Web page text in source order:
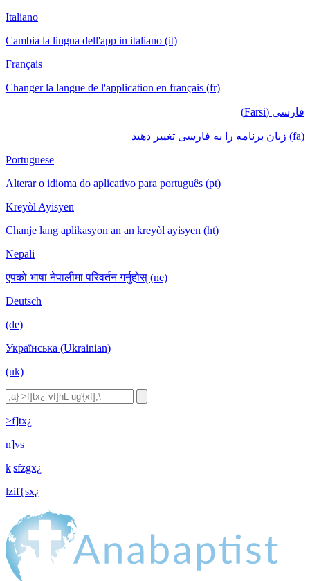
Italiano
Cambia la lingua dell'app in italiano (it)
Français
Changer la langue de l'application en français (fr)
فارسی (Farsi)
(fa) زبان برنامه را به فارسی تغییر دهید
Portuguese
Alterar o idioma do aplicativo para português (pt)
Kreyòl Ayisyen
Chanje lang aplikasyon an an kreyòl ayisyen (ht)
Nepali
एपको भाषा नेपालीमा परिवर्तन गर्नुहोस् (ne)
Deutsch
(de)
Українська (Ukrainian)
(uk)
>f]tx¿
n]vs
k|sfzgx¿
lzif{sx¿